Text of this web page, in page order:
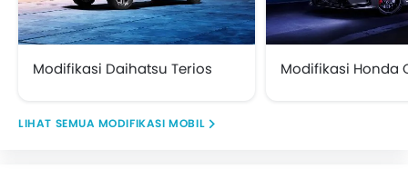
Modifikasi Daihatsu Terios Modifikasi Honda
MODIFIKASI MOBIL